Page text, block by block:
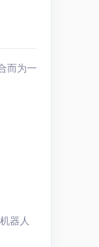
而为一
器人